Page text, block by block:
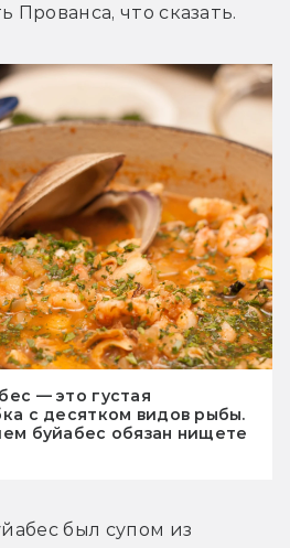
Прованса, что сказать.
— это густая
с десятком видов рыбы.
буйабес обязан нищете
был супом из